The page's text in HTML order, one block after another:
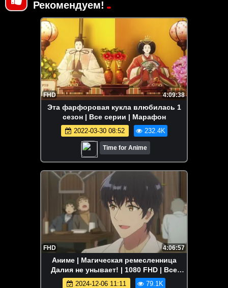
Рекомендуем!
FHD 4:09:38
Эта фарфоровая кукла влюбилась 1
сезон | Все серии | Марафон
2022-03-30 08:52 232.4K
Time for Anime
FHD 4:06:57
Аниме | Магическая ремесленница
Далия не унывает! | 1080 FHD | Все
серии Аниме Марафон
2024-12-06 11:11 79.1K